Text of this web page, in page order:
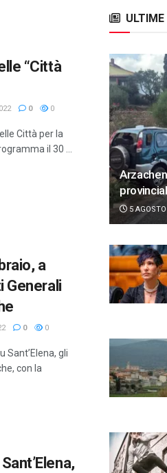
“Città
0 0
Città per la
il 30 ...
a
Generali
0 0
Sant’Elena, gli
con la
5